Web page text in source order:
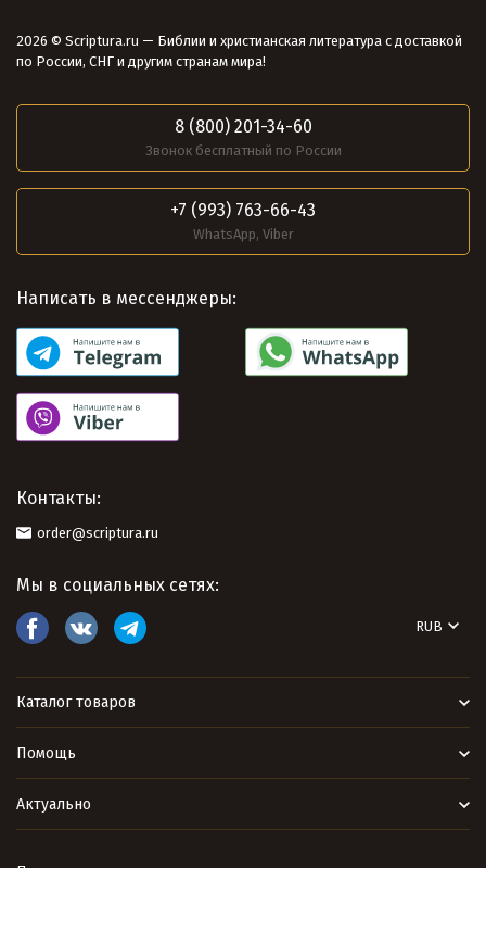
2026 © Scriptura.ru — Библии и христианская литература с доставкой
по России, СНГ и другим странам мира!
8 (800) 201-34-60
Звонок бесплатный по России
+7 (993) 763-66-43
WhatsApp, Viber
Написать в мессенджеры:
Контакты:
order@scriptura.ru
Мы в социальных сетях:
RUB
Каталог товаров
Помощь
Актуально
Политика персональных данных